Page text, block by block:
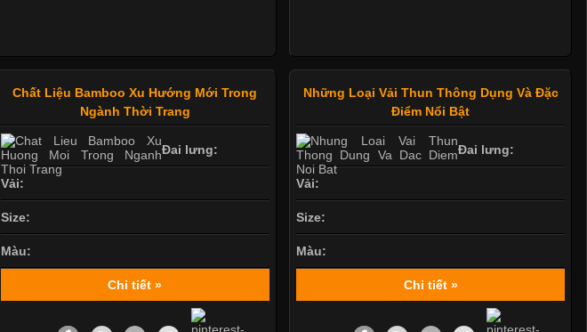
Chất Liệu Bamboo Xu Hướng Mới Trong
Ngành Thời Trang
Đai lưng:
Vải:
Size:
Màu:
Chi tiết »
Những Loại Vải Thun Thông Dụng Và Đặc
Điểm Nổi Bật
Đai lưng:
Vải:
Size:
Màu:
Chi tiết »